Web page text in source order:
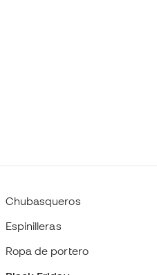
Chubasqueros
Espinilleras
Ropa de portero